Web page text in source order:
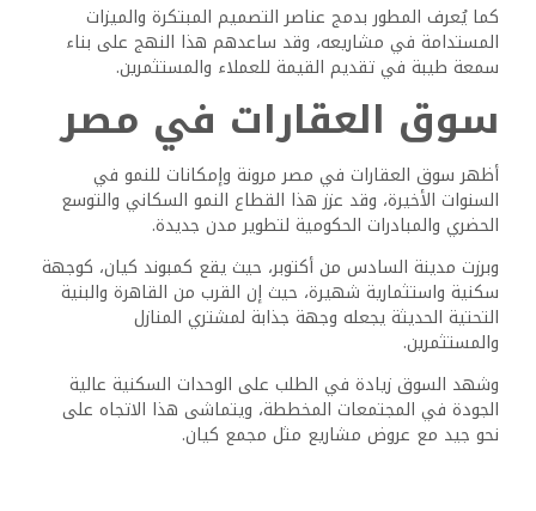
كما يُعرف المطور بدمج عناصر التصميم المبتكرة والميزات
المستدامة في مشاريعه، وقد ساعدهم هذا النهج على بناء
سمعة طيبة في تقديم القيمة للعملاء والمستثمرين.
سوق العقارات في مصر
أظهر سوق العقارات في مصر مرونة وإمكانات للنمو في
السنوات الأخيرة، وقد عزز هذا القطاع النمو السكاني والتوسع
الحضري والمبادرات الحكومية لتطوير مدن جديدة.
وبرزت مدينة السادس من أكتوبر، حيث يقع كمبوند كيان، كوجهة
سكنية واستثمارية شهيرة، حيث إن القرب من القاهرة والبنية
التحتية الحديثة يجعله وجهة جذابة لمشتري المنازل
والمستثمرين.
وشهد السوق زيادة في الطلب على الوحدات السكنية عالية
الجودة في المجتمعات المخططة، ويتماشى هذا الاتجاه على
نحو جيد مع عروض مشاريع مثل مجمع كيان.